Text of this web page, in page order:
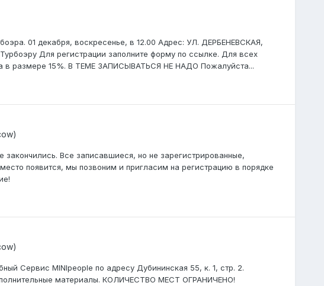
01 декабря, воскресенье, в 12.00 Адрес: УЛ. ДЕРБЕНЕВСКАЯ,
Для регистрации заполните форму по ссылке. Для всех
в размере 15%. В ТЕМЕ ЗАПИСЫВАТЬСЯ НЕ НАДО Пожалуйста...
Все записавшиеся, но не зарегистрированные,
появится, мы позвоним и пригласим на регистрацию в порядке
Сервис MINIpeople по адресу Дубининская 55, к. 1, стр. 2.
материалы. КОЛИЧЕСТВО МЕСТ ОГРАНИЧЕНО!